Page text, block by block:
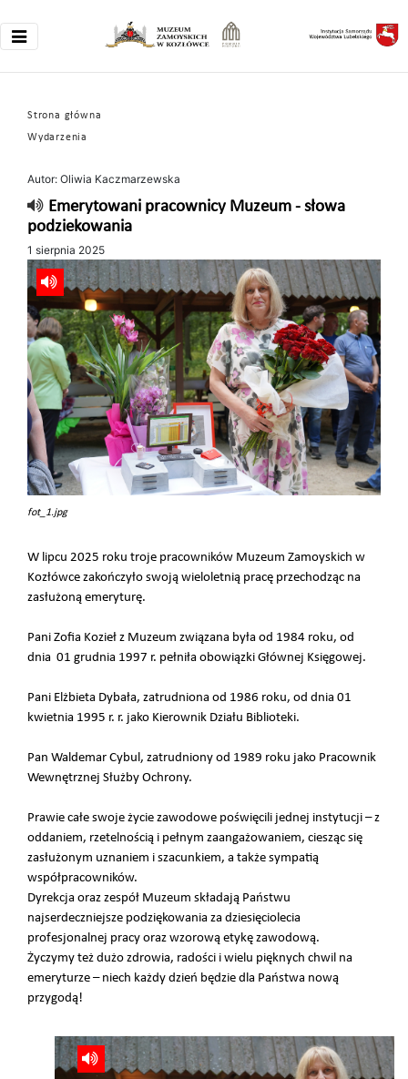
Strona główna
Wydarzenia
Autor: Oliwia Kaczmarzewska
Emerytowani pracownicy Muzeum - słowa
podziekowania
1 sierpnia 2025
fot_1.jpg
W lipcu 2025 roku troje pracowników Muzeum Zamoyskich w
Kozłówce zakończyło swoją wieloletnią pracę przechodząc na
zasłużoną emeryturę.
Pani Zofia Kozieł z Muzeum związana była od 1984 roku, od
dnia 01 grudnia 1997 r. pełniła obowiązki Głównej Księgowej.
Pani Elżbieta Dybała, zatrudniona od 1986 roku, od dnia 01
kwietnia 1995 r. r. jako Kierownik Działu Biblioteki.
Pan Waldemar Cybul, zatrudniony od 1989 roku jako Pracownik
Wewnętrznej Służby Ochrony.
Prawie całe swoje życie zawodowe poświęcili jednej instytucji – z
oddaniem, rzetelnością i pełnym zaangażowaniem, ciesząc się
zasłużonym uznaniem i szacunkiem, a także sympatią
współpracowników.
Dyrekcja oraz zespół Muzeum składają Państwu
najserdeczniejsze podziękowania za dziesięciolecia
profesjonalnej pracy oraz wzorową etykę zawodową.
Życzymy też dużo zdrowia, radości i wielu pięknych chwil na
emeryturze – niech każdy dzień będzie dla Państwa nową
przygodą!